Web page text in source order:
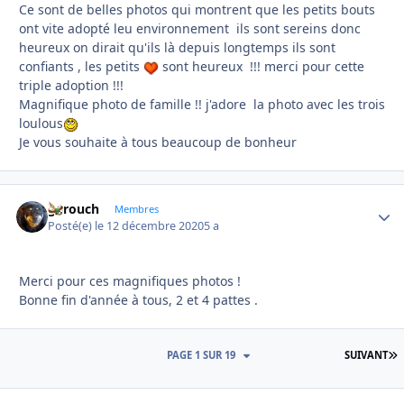
Ce sont de belles photos qui montrent que les petits bouts
ont vite adopté leu environnement ils sont sereins donc
heureux on dirait qu'ils là depuis longtemps ils sont
confiants , les petits
sont heureux !!! merci pour cette
triple adoption !!!
Magnifique photo de famille !! j'adore la photo avec les trois
loulous
Je vous souhaite à tous beaucoup de bonheur
garouch Membres
Posté(e) le 12 décembre 20205 a
Merci pour ces magnifiques photos !
Bonne fin d'année à tous, 2 et 4 pattes .
SUIVANT
PAGE 1 SUR 19